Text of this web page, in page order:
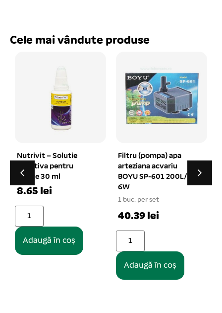
Cele mai vândute produse
Filtru (pompa) apa
arteziana acvariu
BOYU SP-601 200L/h
6W
40.39 lei
Bazin din plastic
pentru testoase
35x25x10 cm
1 buc. per set
27.84 lei